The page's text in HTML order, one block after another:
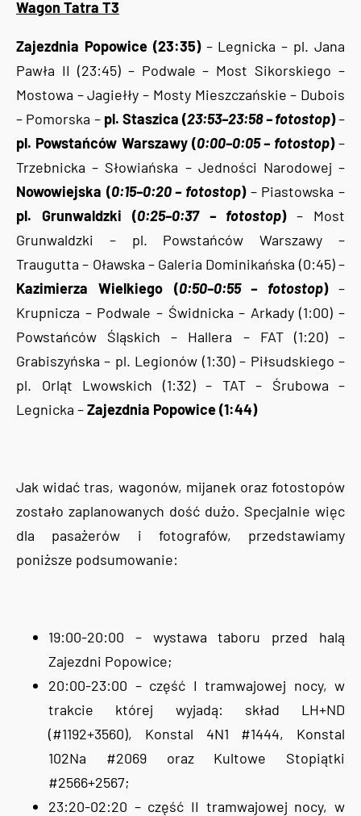
Wagon Tatra T3
Zajezdnia Popowice (23:35) – Legnicka – pl. Jana
Pawła II (23:45) – Podwale – Most Sikorskiego –
Mostowa – Jagiełły – Mosty Mieszczańskie – Dubois
– Pomorska – pl. Staszica (23:53–23:58 – fotostop)–
pl. Powstańców Warszawy (0:00–0:05 – fotostop)–
Trzebnicka – Słowiańska – Jedności Narodowej –
Nowowiejska (0:15–0:20 – fotostop)– Piastowska –
pl. Grunwaldzki (0:25–0:37 – fotostop)– Most
Grunwaldzki – pl. Powstańców Warszawy –
Traugutta – Oławska – Galeria Dominikańska (0:45) –
Kazimierza Wielkiego (0:50–0:55 – fotostop)–
Krupnicza – Podwale – Świdnicka – Arkady (1:00) –
Powstańców Śląskich – Hallera – FAT (1:20) –
Grabiszyńska – pl. Legionów (1:30) – Piłsudskiego –
pl. Orląt Lwowskich (1:32) – TAT – Śrubowa –
Legnicka –Zajezdnia Popowice (1:44)
Jak widać tras, wagonów, mijanek oraz fotostopów
zostało zaplanowanych dość dużo. Specjalnie więc
dla pasażerów i fotografów, przedstawiamy
poniższe podsumowanie:
19:00-20:00 – wystawa taboru przed halą
Zajezdni Popowice;
20:00-23:00 – część I tramwajowej nocy, w
trakcie której wyjadą: skład LH+ND
(#1192+3560), Konstal 4N1 #1444, Konstal
102Na #2069 oraz Kultowe Stopiątki
#2566+2567;
23:20-02:20 – część II tramwajowej nocy, w